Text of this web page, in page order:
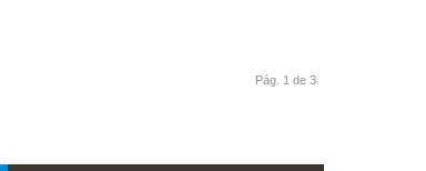
Pág. 1 de 3